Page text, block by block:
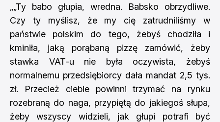
„„Ty babo głupia, wredna. Babsko obrzydliwe.
Czy ty myślisz, że my cię zatrudniliśmy w
państwie polskim do tego, żebyś chodziła i
kminiła, jaką porąbaną pizzę zamówić, żeby
stawka VAT-u nie była oczywista, żebyś
normalnemu przedsiębiorcy dała mandat 2,5 tys.
zł. Przecież ciebie powinni trzymać na rynku
rozebraną do naga, przypiętą do jakiegoś słupa,
żeby wszyscy widzieli, jak głupi potrafi być